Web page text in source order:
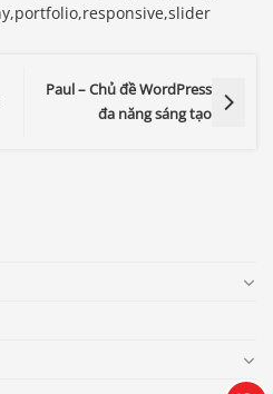
Paul – Chủ đề WordPress
đa năng sáng tạo
(028) 22.166.144